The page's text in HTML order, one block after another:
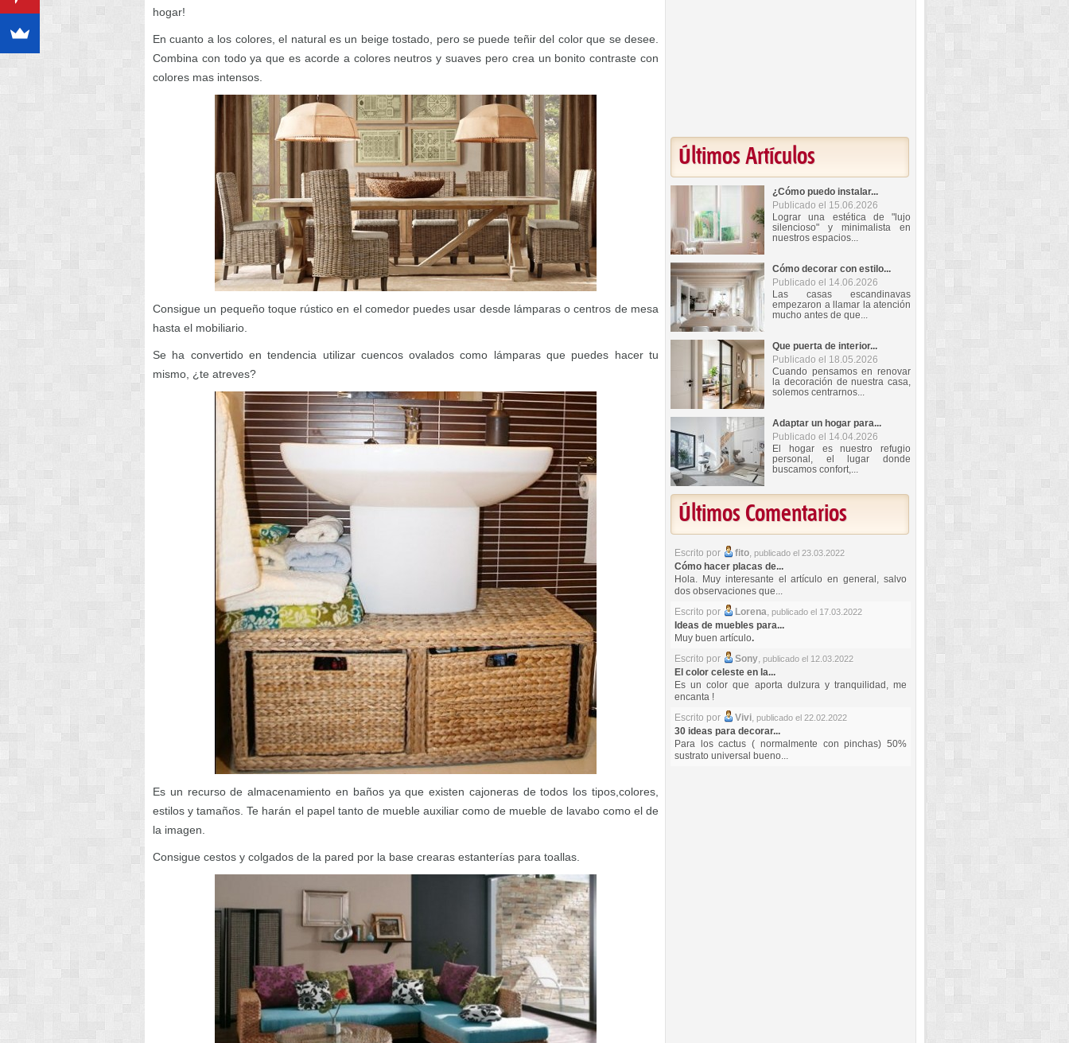
hogar!
En cuanto a los colores, el natural es un beige tostado, pero se puede teñir del color que se desee.
Combina con todo ya que es acorde a colores neutros y suaves pero crea un bonito contraste con
colores mas intensos.
Consigue un pequeño toque rústico en el comedor puedes usar desde lámparas o centros de mesa
hasta el mobiliario.
Se ha convertido en tendencia utilizar cuencos ovalados como lámparas que puedes hacer tu
mismo, ¿te atreves?
Es un recurso de almacenamiento en baños ya que existen cajoneras de todos los tipos,colores,
estilos y tamaños. Te harán el papel tanto de mueble auxiliar como de mueble de lavabo como el de
la imagen.
Consigue cestos y colgados de la pared por la base crearas estanterías para toallas.
Últimos Artículos
¿Cómo puedo instalar...
Publicado el 15.06.2026
Lograr una estética de "lujo
silencioso" y minimalista en
nuestros espacios...
Cómo decorar con estilo...
Publicado el 14.06.2026
Las casas escandinavas
empezaron a llamar la atención
mucho antes de que...
Que puerta de interior...
Publicado el 18.05.2026
Cuando pensamos en renovar
la decoración de nuestra casa,
solemos centrarnos...
Adaptar un hogar para...
Publicado el 14.04.2026
El hogar es nuestro refugio
personal, el lugar donde
buscamos confort,...
Últimos Comentarios
Escrito por fito, publicado el 23.03.2022
Cómo hacer placas de...
Hola. Muy interesante el artículo en general, salvo
dos observaciones que...
Escrito por
Lorena, publicado el 17.03.2022
Ideas de muebles para...
Muy buen artículo.
Escrito por
Sony, publicado el 12.03.2022
El color celeste en la...
Es un color que aporta dulzura y tranquilidad, me
encanta !
Escrito por
Vivi, publicado el 22.02.2022
30 ideas para decorar...
Para los cactus ( normalmente con pinchas) 50%
sustrato universal bueno...